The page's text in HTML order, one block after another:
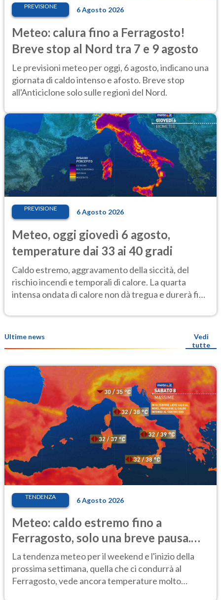
PREVISIONE 6 Agosto 2026
Meteo: calura fino a Ferragosto!
Breve stop al Nord tra 7 e 9 agosto
Le previsioni meteo per oggi, 6 agosto, indicano una
giornata di caldo intenso e afosto. Breve stop
all'Anticiclone solo sulle regioni del Nord.
PREVISIONE 6 Agosto 2026
Meteo, oggi giovedì 6 agosto,
temperature dai 33 ai 40 gradi
Caldo estremo, aggravamento della siccità, del
rischio incendi e temporali di calore. La quarta
intensa ondata di calore non dà tregua e durerà fino
Ultime news
Vedi
tutte
TENDENZA 6 Agosto 2026
Meteo: caldo estremo fino a
Ferragosto, solo una breve pausa.
Ecco dove
La tendenza meteo per il weekend e l'inizio della
prossima settimana, quella che ci condurrà al
Ferragosto, vede ancora temperature molto